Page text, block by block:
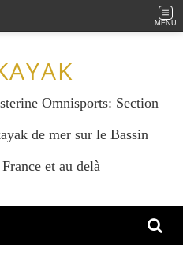
MENU
Omnisports: Section
de mer sur le Bassin
et au delà